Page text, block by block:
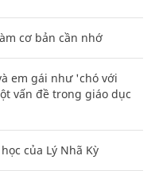
cơ bản cần nhớ
em gái như 'chó với
vấn đề trong giáo dục
của Lý Nhã Kỳ